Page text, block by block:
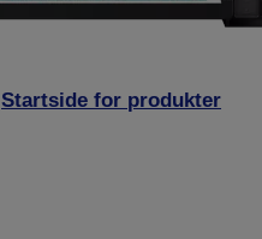
Startside for produkter